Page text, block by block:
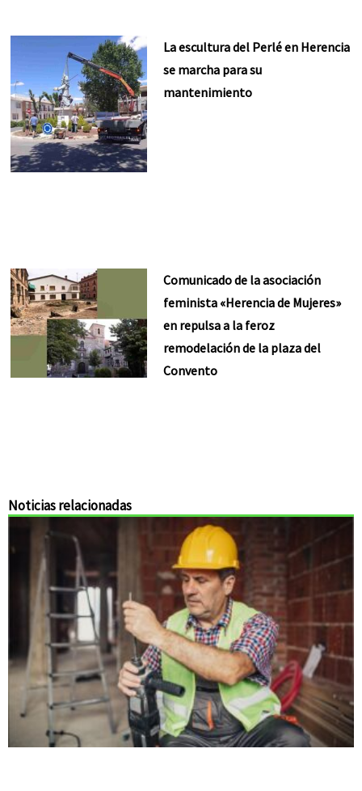
La escultura del Perlé en Herencia
se marcha para su
mantenimiento
Comunicado de la asociación
feminista «Herencia de Mujeres»
en repulsa a la feroz
remodelación de la plaza del
Convento
Noticias relacionadas